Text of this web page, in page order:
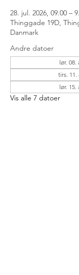
28. jul. 2026, 09.00 –
Thinggade 19D,
Danmark
Andre datoer
lør. 08.
tirs. 11.
lør. 15.
Vis alle 7 datoer